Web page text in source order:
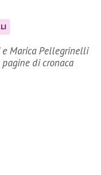
e Marica Pellegrinelli
di cronaca